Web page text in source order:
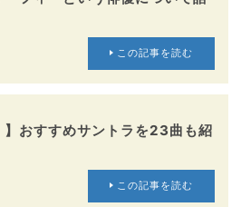
この記事を読む
】おすすめサントラを23曲も紹
この記事を読む